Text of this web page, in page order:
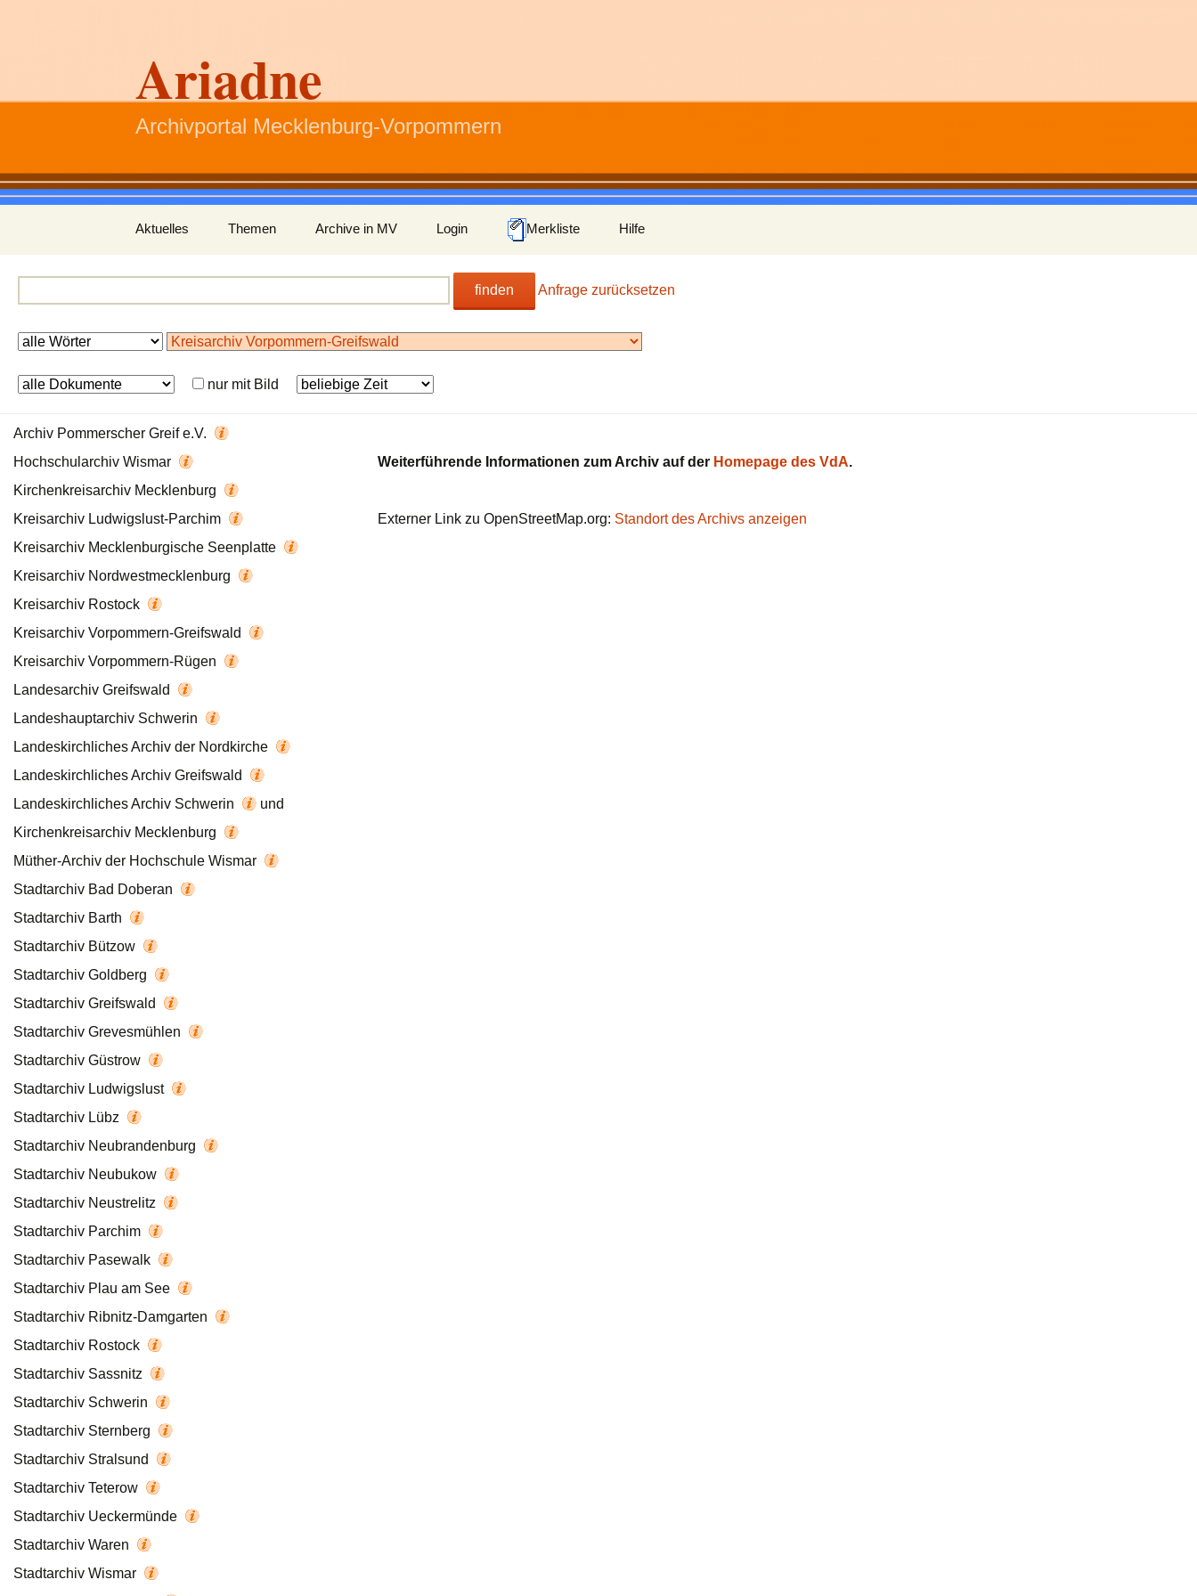
Ariadne
Archivportal Mecklenburg-Vorpommern
Inhalt
springen
Aktuelles Themen Archive in MV Login Merkliste Hilfe
finden Anfrage zurücksetzen
nur mit Bild
Archiv Pommerscher Greif e.V.
Hochschularchiv Wismar
Kirchenkreisarchiv Mecklenburg
Kreisarchiv Ludwigslust-Parchim
Kreisarchiv Mecklenburgische Seenplatte
Kreisarchiv Nordwestmecklenburg
Kreisarchiv Rostock
Kreisarchiv Vorpommern-Greifswald
Kreisarchiv Vorpommern-Rügen
Landesarchiv Greifswald
Landeshauptarchiv Schwerin
Landeskirchliches Archiv der Nordkirche
Landeskirchliches Archiv Greifswald
Landeskirchliches Archiv Schwerin
und
Kirchenkreisarchiv Mecklenburg
Müther-Archiv der Hochschule Wismar
Stadtarchiv Bad Doberan
Stadtarchiv Barth
Stadtarchiv Bützow
Stadtarchiv Goldberg
Stadtarchiv Greifswald
Stadtarchiv Grevesmühlen
Stadtarchiv Güstrow
Stadtarchiv Ludwigslust
Stadtarchiv Lübz
Stadtarchiv Neubrandenburg
Stadtarchiv Neubukow
Stadtarchiv Neustrelitz
Stadtarchiv Parchim
Stadtarchiv Pasewalk
Stadtarchiv Plau am See
Stadtarchiv Ribnitz-Damgarten
Stadtarchiv Rostock
Stadtarchiv Sassnitz
Stadtarchiv Schwerin
Stadtarchiv Sternberg
Stadtarchiv Stralsund
Stadtarchiv Teterow
Stadtarchiv Ueckermünde
Stadtarchiv Waren
Stadtarchiv Wismar
Weiterführende Informationen zum Archiv auf der Homepage des VdA.
Externer Link zu OpenStreetMap.org: Standort des Archivs anzeigen